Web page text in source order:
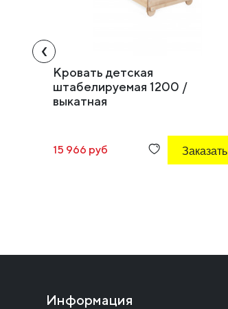
Кровать детская
штабелируемая 1200 /
выкатная
15 966 руб Заказать
‹
Информация